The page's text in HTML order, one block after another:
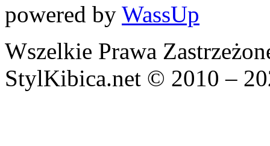
powered by WassUp
Wszelkie Prawa
StylKibica.net © 2010 –